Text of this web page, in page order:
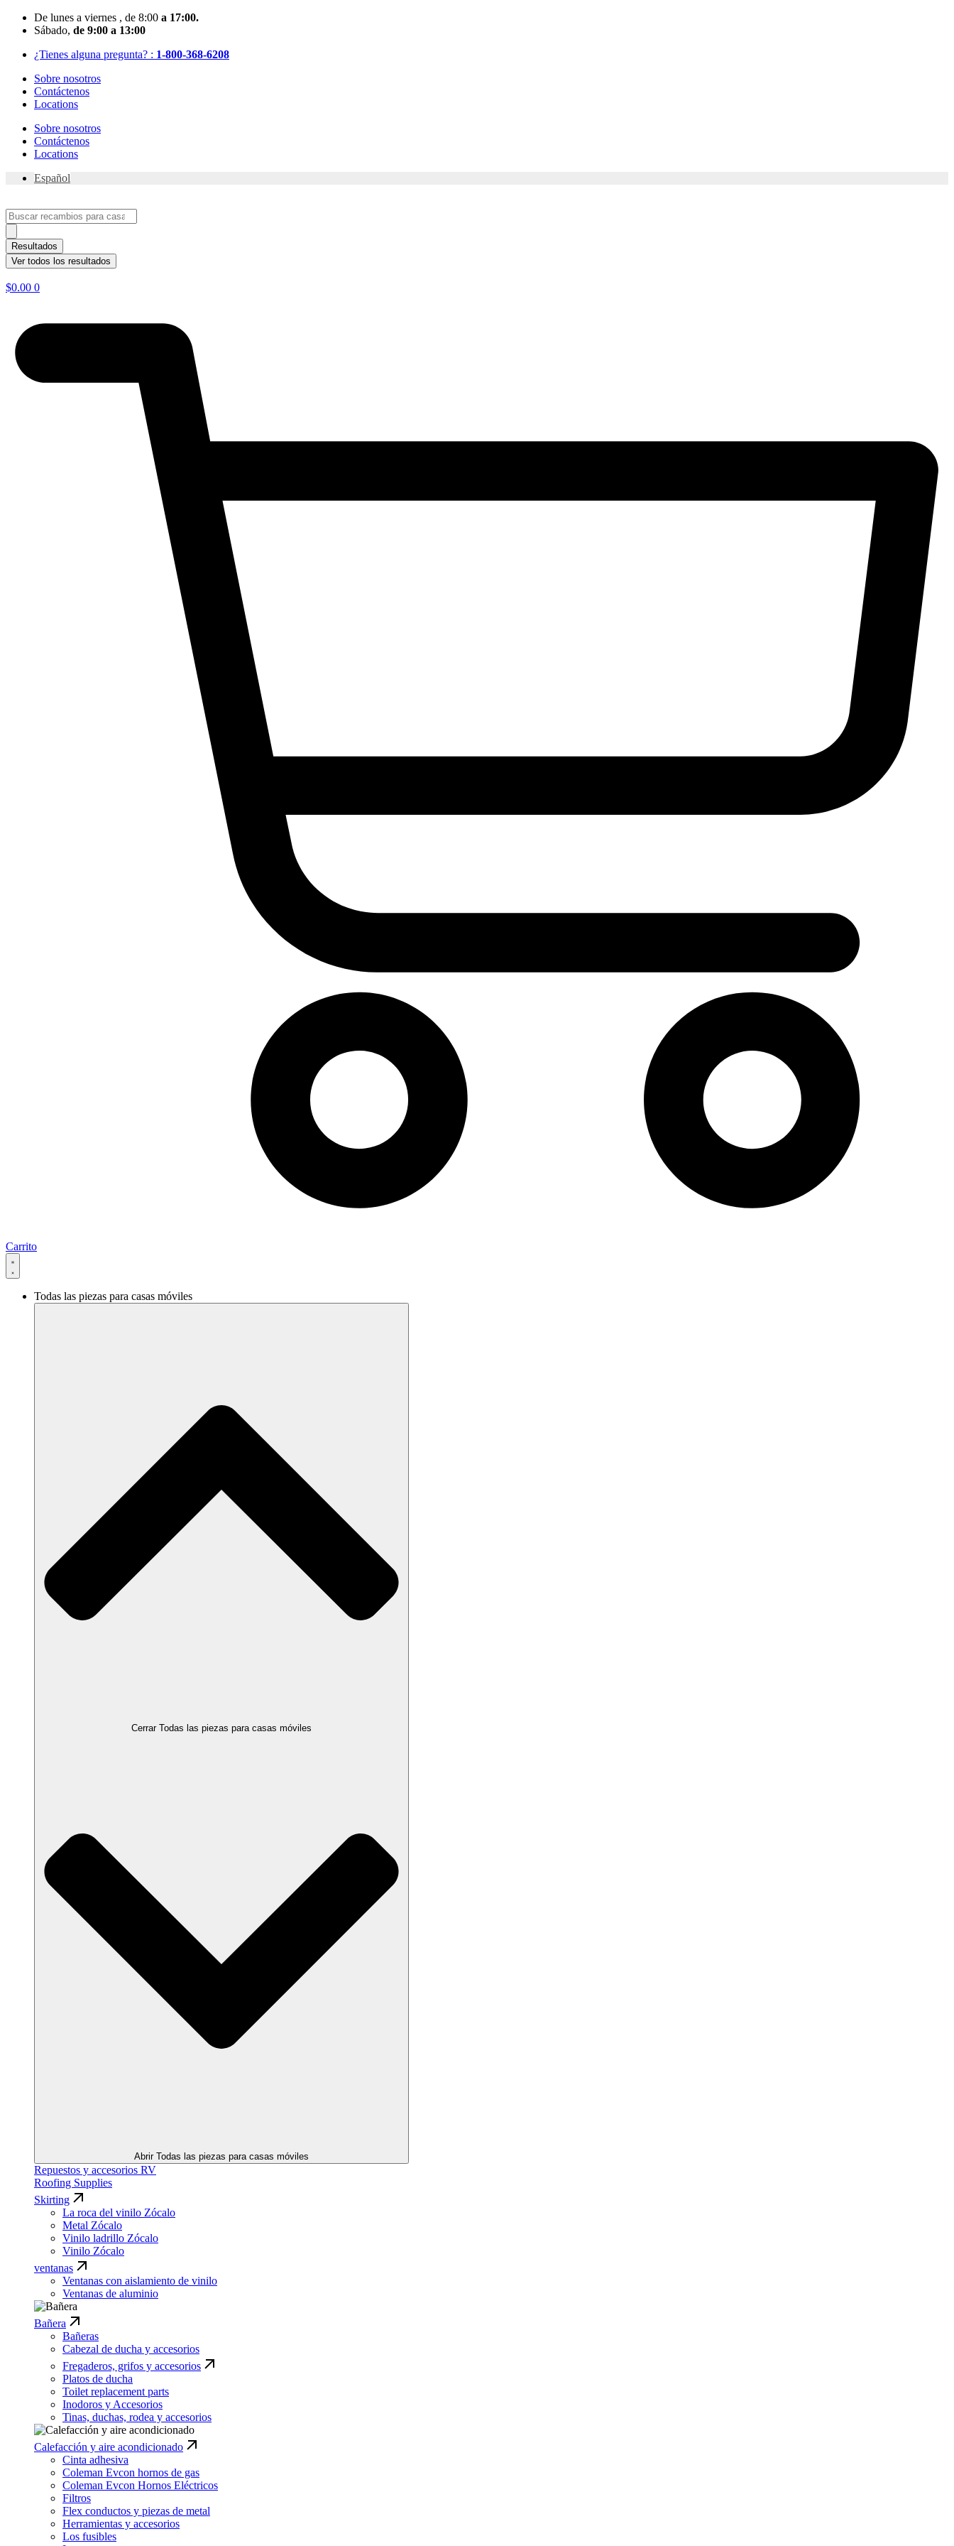
Skip
De lunes a viernes , de 8:00 a 17:00.
Sábado, de 9:00 a 13:00
¿Tienes alguna pregunta? : 1-800-368-6208
Sobre nosotros
Contáctenos
Locations
Sobre nosotros
Contáctenos
Locations
Español
Search
...
Resultados
Ver todos los resultados
$0.00 0
Carrito
Todas las piezas para casas móviles
Cerrar Todas las piezas para casas móviles
Abrir Todas las piezas para casas móviles
Repuestos y accesorios RV
Roofing Supplies
Skirting
La roca del vinilo Zócalo
Metal Zócalo
Vinilo ladrillo Zócalo
Vinilo Zócalo
ventanas
Ventanas con aislamiento de vinilo
Ventanas de aluminio
Bañera
Bañeras
Cabezal de ducha y accesorios
Fregaderos, grifos y accesorios
Platos de ducha
Toilet replacement parts
Inodoros y Accesorios
Tinas, duchas, rodea y accesorios
Calefacción y aire acondicionado
Cinta adhesiva
Coleman Evcon hornos de gas
Coleman Evcon Hornos Eléctricos
Filtros
Flex conductos y piezas de metal
Herramientas y accesorios
Los fusibles